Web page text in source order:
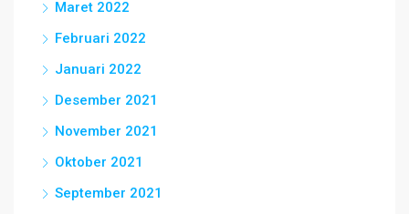
Maret 2022
Februari 2022
Januari 2022
Desember 2021
November 2021
Oktober 2021
September 2021